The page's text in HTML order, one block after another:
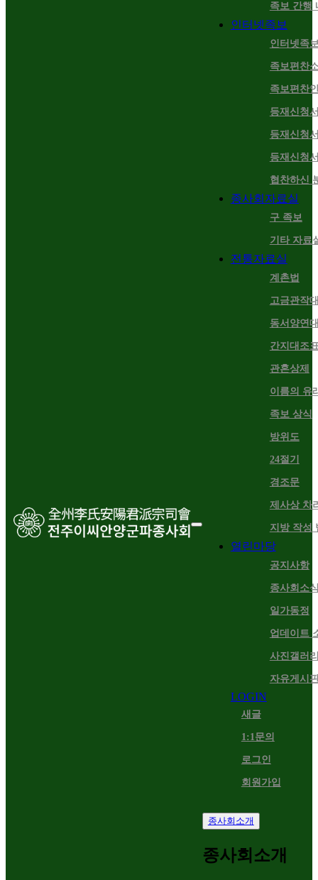
족보 간행
인터넷족보
인터넷족
족보편찬
족보편찬
등재신청
등재신청
등재신청
협찬하신
종사회자료실
구 족보
기타 자료
전통자료실
계촌법
고금관작
동서양연
간지대조
관혼상제
이름의 유
족보 상식
방위도
24절기
경조문
제사상 차
지방 작성
열린마당
공지사항
종사회소
일가동정
업데이트
사진갤러
자유게시
LOGIN
새글
1:1문의
로그인
회원가입
종사회소개
종사회소개